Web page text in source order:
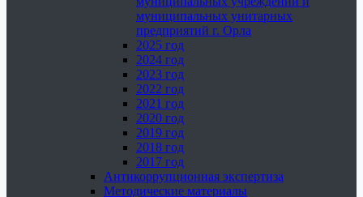
муниципальных унитарных
предприятий г. Орла
2025 год
2024 год
2023 год
2022 год
2021 год
2020 год
2019 год
2018 год
2017 год
Антикоррупционная экспертиза
Методические материалы